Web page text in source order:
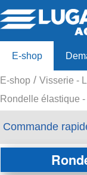
E-shop
Offre 80ans
E-shop
Visserie -
Rondelle élastique
Commande